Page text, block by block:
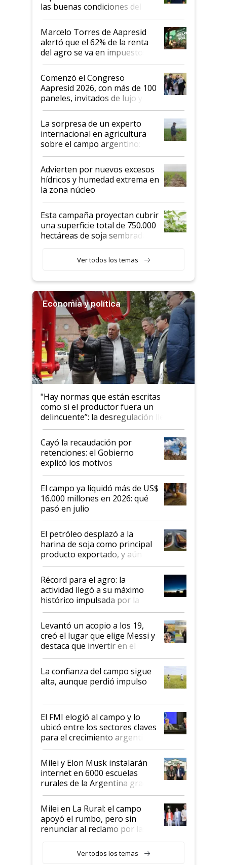
las buenas condiciones del
agro argentino para invertir:
"Los veo más motivados"
Marcelo Torres de Aapresid
alertó que el 62% de la renta
del agro se va en impuestos:
"No es bueno que en
Argentina se sigan discutiendo
las mismas cosas de hace 50
años"
Comenzó el Congreso
Aapresid 2026, con más de 100
paneles, invitados de lujo y
todas las tendencias
La sorpresa de un experto
internacional en agricultura
sobre el campo argentino:
"Estoy muy impresionado"
Advierten por nuevos excesos
hídricos y humedad extrema en
la zona núcleo
Esta campaña proyectan cubrir
una superficie total de 750.000
hectáreas de soja sembradas
variedades que marcan un
salto tecnológico en genética y
Ver todos los temas
Economía y política
"Hay normas que están escritas
como si el productor fuera un
delincuente”: la desregulación llegó
al Congreso Aapresid y hasta se
habló del financiamiento al IPCVA
Cayó la recaudación por
retenciones: el Gobierno
explicó los motivos
El campo ya liquidó más de US$
16.000 millones en 2026: qué
pasó en julio
El petróleo desplazó a la
harina de soja como principal
producto exportado, y aún así
el agro aportó casi seis de cada
diez dólares y sostuvo el
liderazgo en un semestre
récord
Récord para el agro: la
actividad llegó a su máximo
histórico impulsada por la
cosecha y las exportaciones
Levantó un acopio a los 19,
creó el lugar que elige Messi y
destaca que invertir en el
kirchnerismo era como "darle
plata a un hijo para droga":
Juan Félix Rossetti, el libertario
que de una dura crisis salió
de Milei
La confianza del campo sigue
alta, aunque perdió impulso
El FMI elogió al campo y lo
ubicó entre los sectores claves
para el crecimiento argentino
Milei y Elon Musk instalarán
internet en 6000 escuelas
rurales de la Argentina gracias
a un acuerdo con Starlink
Milei en La Rural: el campo
apoyó el rumbo, pero sin
renunciar al reclamo por las
Ver todos los temas